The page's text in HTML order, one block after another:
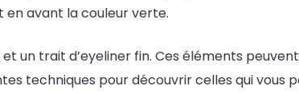
avant la couleur verte.
un trait d’eyeliner fin. Ces éléments
techniques pour découvrir celles qui vous